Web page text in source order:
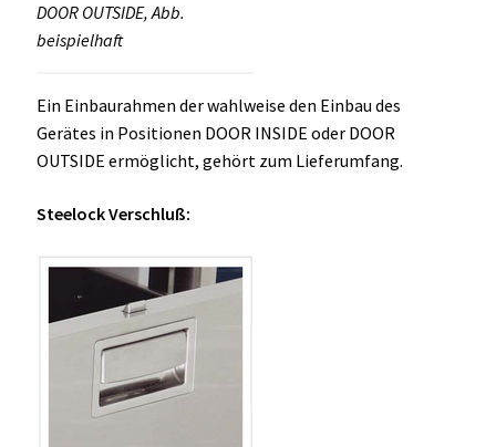
DOOR OUTSIDE, Abb.
beispielhaft
Ein Einbaurahmen der wahlweise den Einbau des
Gerätes in Positionen DOOR INSIDE oder DOOR
OUTSIDE ermöglicht, gehört zum Lieferumfang.
Steelock Verschluß: